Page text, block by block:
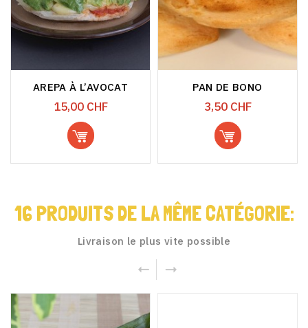
AREPA À L’AVOCAT
Prix
15,00 CHF
PAN DE BONO
Prix
3,50 CHF
16 PRODUITS DE LA MÊME CATÉGORIE:
Livraison le plus vite possible